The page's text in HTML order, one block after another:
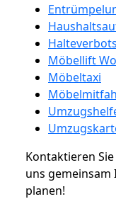
Möbellift
Möbeltaxi
Kontaktieren
uns gemeinsam
planen!